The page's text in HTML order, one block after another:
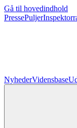
Gå til hovedindhold
PressePuljer
NyhederVidensbase